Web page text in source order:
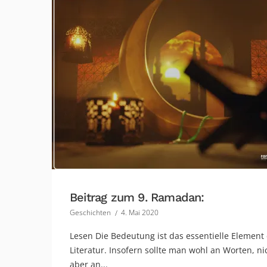
Beitrag zum 9. Ramadan:
Geschichten 4. Mai 2020
Lesen Die Bedeutung ist das essentielle Element
Literatur. Insofern sollte man wohl an Worten,
aber an...